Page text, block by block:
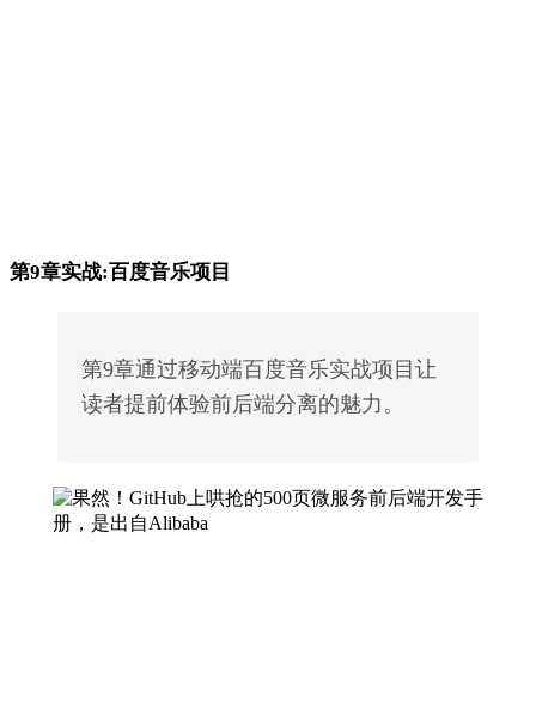
第9章实战:百度音乐项目
第9章通过移动端百度音乐实战项目让
读者提前体验前后端分离的魅力。